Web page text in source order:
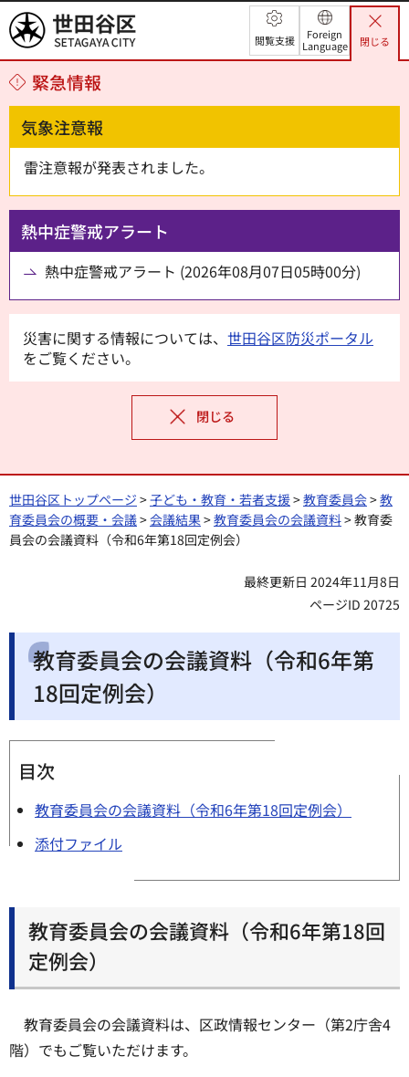
世田谷区 閲覧支援
Foreign
Language
閉じる
緊急情報
気象注意報
雷注意報が発表されました。
熱中症警戒アラート
熱中症警戒アラート (2026年08月07日05時00分)
災害に関する情報については、 世田谷区防災ポータル
をご覧ください。
閉じる
世田谷区トップページ >子ども・教育・若者支援>教育委員会>教
育委員会の概要・会議>会議結果>教育委員会の会議資料> 教育委
員会の会議資料（令和6年第18回定例会）
最終更新日 2024年11月8日
ページID 20725
教育委員会の会議資料（令和6年第
18回定例会）
目次
教育委員会の会議資料（令和6年第18回定例会）
添付ファイル
教育委員会の会議資料（令和6年第18回
定例会）
教育委員会の会議資料は、区政情報センター（第2庁舎4
階）でもご覧いただけます。